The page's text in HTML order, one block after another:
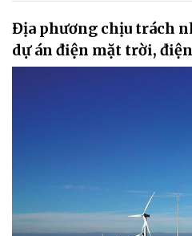
Địa phương chịu trách
dự án điện mặt trời,